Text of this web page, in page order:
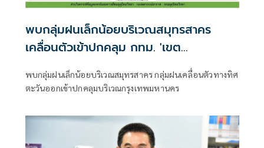
พบกลุ่มฝนเล็กน้อยบริเวณสมุทรสาคร
เคลื่อนตัวเข้าปกคลุม กทม. 'เขต
พบกลุ่มฝนเล็กน้อยบริเวณสมุทรสาคร กลุ่มฝนเคลื่อนตัวทางทิศ
ตะวันออกเข้าปกคลุมบริเวณกรุงเทพมหานคร